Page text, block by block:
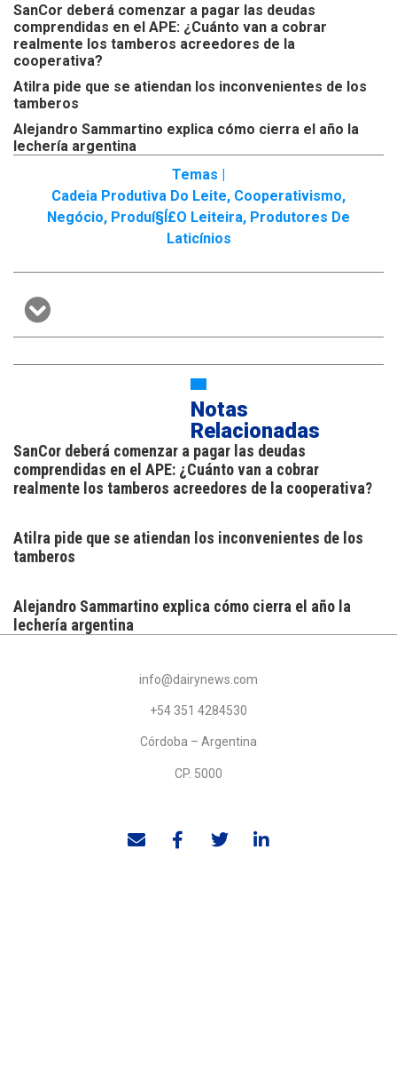
SanCor deberá comenzar a pagar las deudas
comprendidas en el APE: ¿Cuánto van a cobrar
realmente los tamberos acreedores de la
cooperativa?
Atilra pide que se atiendan los inconvenientes de los
tamberos
Alejandro Sammartino explica cómo cierra el año la
lechería argentina
Temas |
Cadeia Produtiva Do Leite, Cooperativismo,
Negócio, Produí§í£o Leiteira, Produtores De
Laticínios
Notas
Relacionadas
SanCor deberá comenzar a pagar las deudas
comprendidas en el APE: ¿Cuánto van a cobrar
realmente los tamberos acreedores de la cooperativa?
Atilra pide que se atiendan los inconvenientes de los
tamberos
Alejandro Sammartino explica cómo cierra el año la
lechería argentina
info@dairynews.com
+54 351 4284530
Córdoba – Argentina
CP. 5000